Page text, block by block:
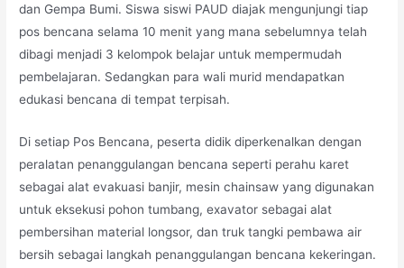
dan Gempa Bumi. Siswa siswi PAUD diajak mengunjungi tiap
pos bencana selama 10 menit yang mana sebelumnya telah
dibagi menjadi 3 kelompok belajar untuk mempermudah
pembelajaran. Sedangkan para wali murid mendapatkan
edukasi bencana di tempat terpisah.
Di setiap Pos Bencana, peserta didik diperkenalkan dengan
peralatan penanggulangan bencana seperti perahu karet
sebagai alat evakuasi banjir, mesin chainsaw yang digunakan
untuk eksekusi pohon tumbang, exavator sebagai alat
pembersihan material longsor, dan truk tangki pembawa air
bersih sebagai langkah penanggulangan bencana kekeringan.